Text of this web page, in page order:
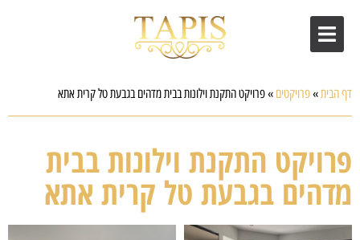
דף הבית»פרויקטים »פרויקט התקנת וילונות בבית מדהים בגבעת טל קרית אתא
פרויקט התקנת וילונות בבית
מדהים בגבעת טל קרית אתא